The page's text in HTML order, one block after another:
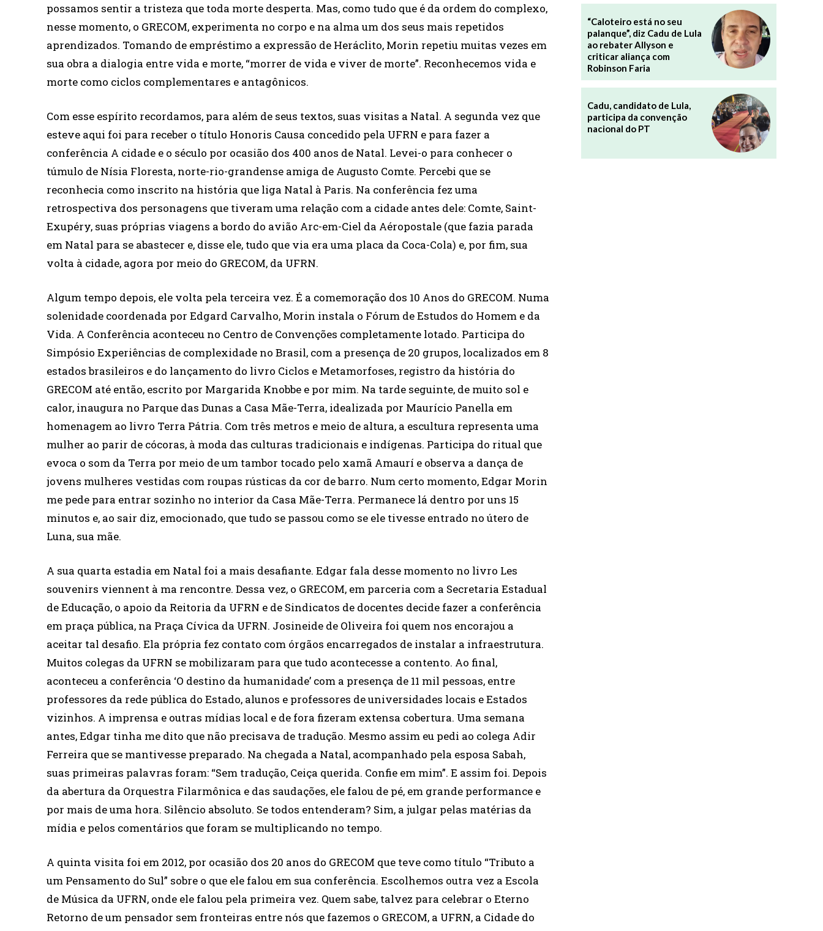
possamos sentir a tristeza que toda morte desperta. Mas, como tudo que é da ordem do complexo,
nesse momento, o GRECOM, experimenta no corpo e na alma um dos seus mais repetidos
aprendizados. Tomando de empréstimo a expressão de Heráclito, Morin repetiu muitas vezes em
sua obra a dialogia entre vida e morte, “morrer de vida e viver de morte”. Reconhecemos vida e
morte como ciclos complementares e antagônicos.
Com esse espírito recordamos, para além de seus textos, suas visitas a Natal. A segunda vez que
esteve aqui foi para receber o título Honoris Causa concedido pela UFRN e para fazer a
conferência A cidade e o século por ocasião dos 400 anos de Natal. Levei-o para conhecer o
túmulo de Nísia Floresta, norte-rio-grandense amiga de Augusto Comte. Percebi que se
reconhecia como inscrito na história que liga Natal à Paris. Na conferência fez uma
retrospectiva dos personagens que tiveram uma relação com a cidade antes dele: Comte, Saint-
Exupéry, suas próprias viagens a bordo do avião Arc-em-Ciel da Aéropostale (que fazia parada
em Natal para se abastecer e, disse ele, tudo que via era uma placa da Coca-Cola) e, por fim, sua
volta à cidade, agora por meio do GRECOM, da UFRN.
Algum tempo depois, ele volta pela terceira vez. É a comemoração dos 10 Anos do GRECOM. Numa
solenidade coordenada por Edgard Carvalho, Morin instala o Fórum de Estudos do Homem e da
Vida. A Conferência aconteceu no Centro de Convenções completamente lotado. Participa do
Simpósio Experiências de complexidade no Brasil, com a presença de 20 grupos, localizados em 8
estados brasileiros e do lançamento do livro Ciclos e Metamorfoses, registro da história do
GRECOM até então, escrito por Margarida Knobbe e por mim. Na tarde seguinte, de muito sol e
calor, inaugura no Parque das Dunas a Casa Mãe-Terra, idealizada por Maurício Panella em
homenagem ao livro Terra Pátria. Com três metros e meio de altura, a escultura representa uma
mulher ao parir de cócoras, à moda das culturas tradicionais e indígenas. Participa do ritual que
evoca o som da Terra por meio de um tambor tocado pelo xamã Amaurí e observa a dança de
jovens mulheres vestidas com roupas rústicas da cor de barro. Num certo momento, Edgar Morin
me pede para entrar sozinho no interior da Casa Mãe-Terra. Permanece lá dentro por uns 15
minutos e, ao sair diz, emocionado, que tudo se passou como se ele tivesse entrado no útero de
Luna, sua mãe.
A sua quarta estadia em Natal foi a mais desafiante. Edgar fala desse momento no livro Les
souvenirs viennent à ma rencontre. Dessa vez, o GRECOM, em parceria com a Secretaria Estadual
de Educação, o apoio da Reitoria da UFRN e de Sindicatos de docentes decide fazer a conferência
em praça pública, na Praça Cívica da UFRN. Josineide de Oliveira foi quem nos encorajou a
aceitar tal desafio. Ela própria fez contato com órgãos encarregados de instalar a infraestrutura.
Muitos colegas da UFRN se mobilizaram para que tudo acontecesse a contento. Ao final,
aconteceu a conferência ‘O destino da humanidade’ com a presença de 11 mil pessoas, entre
professores da rede pública do Estado, alunos e professores de universidades locais e Estados
vizinhos. A imprensa e outras mídias local e de fora fizeram extensa cobertura. Uma semana
antes, Edgar tinha me dito que não precisava de tradução. Mesmo assim eu pedi ao colega Adir
Ferreira que se mantivesse preparado. Na chegada a Natal, acompanhado pela esposa Sabah,
suas primeiras palavras foram: “Sem tradução, Ceiça querida. Confie em mim”. E assim foi. Depois
da abertura da Orquestra Filarmônica e das saudações, ele falou de pé, em grande performance e
por mais de uma hora. Silêncio absoluto. Se todos entenderam? Sim, a julgar pelas matérias da
mídia e pelos comentários que foram se multiplicando no tempo.
A quinta visita foi em 2012, por ocasião dos 20 anos do GRECOM que teve como título “Tributo a
um Pensamento do Sul” sobre o que ele falou em sua conferência. Escolhemos outra vez a Escola
de Música da UFRN, onde ele falou pela primeira vez. Quem sabe, talvez para celebrar o Eterno
Retorno de um pensador sem fronteiras entre nós que fazemos o GRECOM, a UFRN, a Cidade do
“Caloteiro está no seu
palanque”, diz Cadu de Lula
ao rebater Allyson e
criticar aliança com
Robinson Faria
Cadu, candidato de Lula,
participa da convenção
nacional do PT